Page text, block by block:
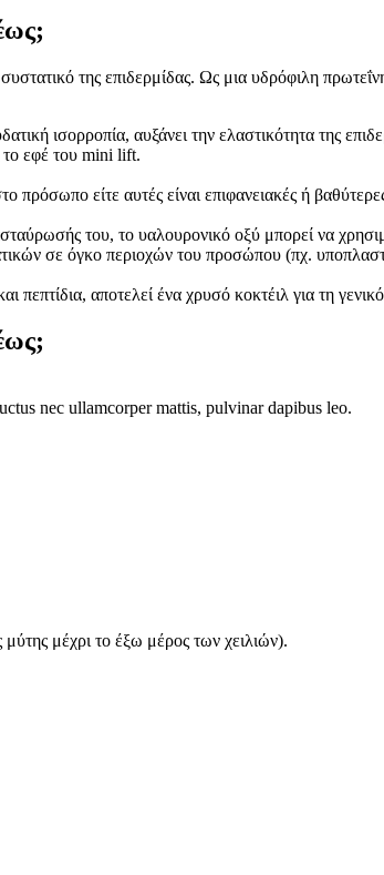
της επιδερμίδας. Ως μια υδρόφιλη
ισορροπία, αυξάνει την ελαστικότητα της
το εφέ του mini lift.
είτε αυτές είναι επιφανειακές ή
του, το υαλουρονικό οξύ μπορεί να
σε όγκο περιοχών του προσώπου (πχ.
αποτελεί ένα χρυσό κοκτέιλ για τη
nec ullamcorper mattis, pulvinar dapibus leo.
μύτης μέχρι το έξω μέρος των χειλιών).